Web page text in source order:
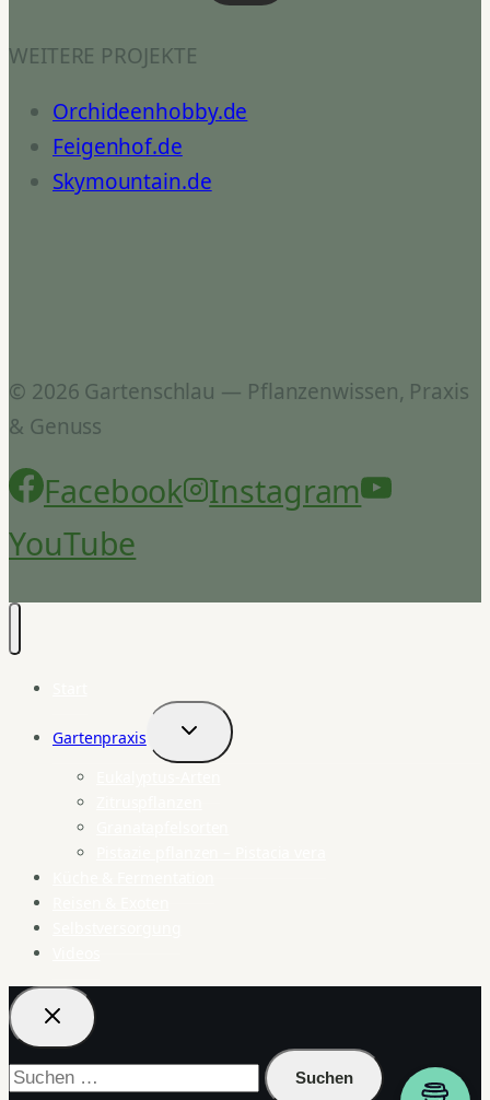
WEITERE PROJEKTE
Orchideenhobby.de
Feigenhof.de
Skymountain.de
© 2026 Gartenschlau — Pflanzenwissen, Praxis
& Genuss
Facebook
Instagram
YouTube
Gartenpraxis
Untermenü
umschalten
Suchen